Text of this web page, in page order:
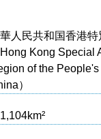
人民共和国香港特
Hong Kong Special
of the
）